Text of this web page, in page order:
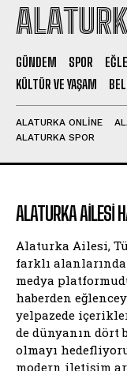
GÜNDEM SPOR
KÜLTÜR VE YAŞAM
ALATURKA ONLINE
ALATURKA SPOR
ALATURKA AILESI
Alaturka Ailesi,
farklı
medya
haberden
yelpazede
de dünyanın
olmayı
modern iletişim